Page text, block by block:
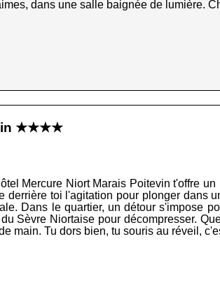
dans une salle baignée de lumière.
★★★★
Mercure Niort Marais Poitevin t'offre
toi l'agitation pour plonger dans
Dans le quartier, un détour s'impose
Sèvre Niortaise pour décompresser.
main. Tu dors bien, tu souris au réveil,